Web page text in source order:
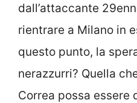
dall’attaccante
rientrare a Milano in
questo punto, la
nerazzurri? Quella
Correa possa essere